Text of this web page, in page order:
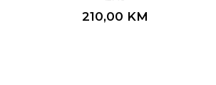
210,00 KM